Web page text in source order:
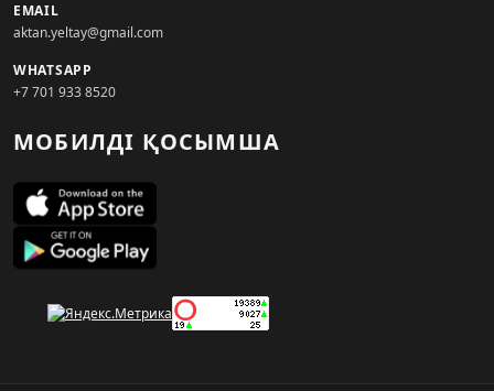
EMAIL
aktan.yeltay@gmail.com
WHATSAPP
+7 701 933 8520
МОБИЛДІ ҚОСЫМША